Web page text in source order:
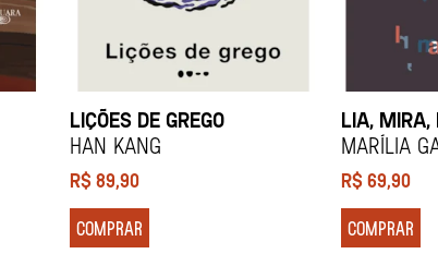
LIÇÕES DE GREGO
HAN KANG
R$89,90
COMPRAR
LIA, MIRA,
Marília
R$69,90
COMPRAR